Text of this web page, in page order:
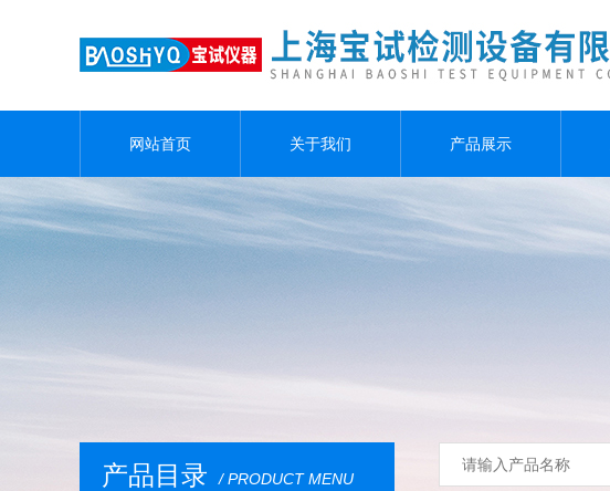
网站首页 关于我们 产品展示
产品目录 / PRODUCT MENU